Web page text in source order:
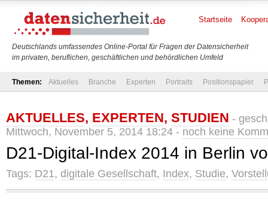
Deutschlands umfassendes Online-Portal für Fragen der Datensicherheit
im privaten, beruflichen, geschäftlichen und behördlichen Umfeld
Startseite
Themen: Aktuelles Branche Experten Portraits Positionspapier
AKTUELLES, EXPERTEN, STUDIEN -
Mittwoch, November 5, 2014 18:24 - noch keine
D21-Digital-Index 2014 in Berlin
Tags: D21, digitale Gesellschaft, Index, Studie,